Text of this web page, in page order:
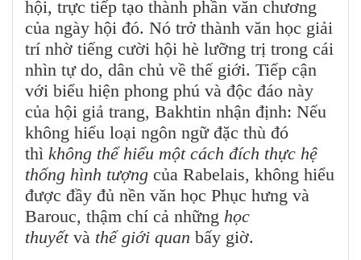
hội, trực tiếp tạo thành phần văn chương
của ngày hội đó. Nó trở thành văn học giải
trí nhờ tiếng cười hội hè lưỡng trị trong cái
nhìn tự do, dân chủ về thế giới. Tiếp cận
với biểu hiện phong phú và độc đáo này
của hội giả trang, Bakhtin nhận định: Nếu
không hiểu loại ngôn ngữ đặc thù đó
thì không thể hiểu một cách đích thực hệ
thống hình tượng của Rabelais, không hiểu
được đầy đủ nền văn học Phục hưng và
Barouc, thậm chí cả những học
thuyếtvà thế giới quan bấy giờ.